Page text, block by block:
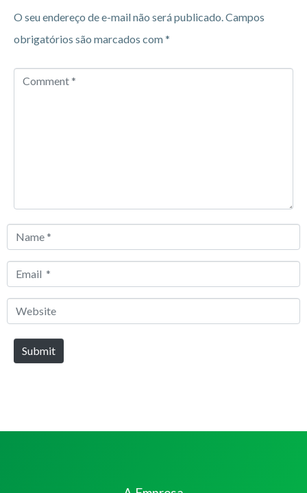
O seu endereço de e-mail não será publicado.Campos
obrigatórios são marcados com*
Comment
Name
Email
Website
Submit